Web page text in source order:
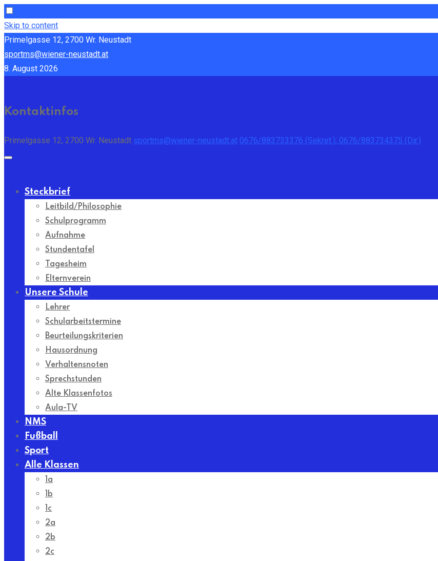
Skip to content
Primelgasse 12, 2700 Wr. Neustadt
sportms@wiener-neustadt.at
8. August 2026
Kontaktinfos
Primelgasse 12, 2700 Wr. Neustadt sportms@wiener-neustadt.at 0676/883733376 (Sekret.); 0676/883734375 (Dir.)
Steckbrief
Leitbild/Philosophie
Schulprogramm
Aufnahme
Stundentafel
Tagesheim
Elternverein
Unsere Schule
Lehrer
Schularbeitstermine
Beurteilungskriterien
Hausordnung
Verhaltensnoten
Sprechstunden
Alte Klassenfotos
Aula-TV
NMS
Fußball
Sport
Alle Klassen
1a
1b
1c
2a
2b
2c